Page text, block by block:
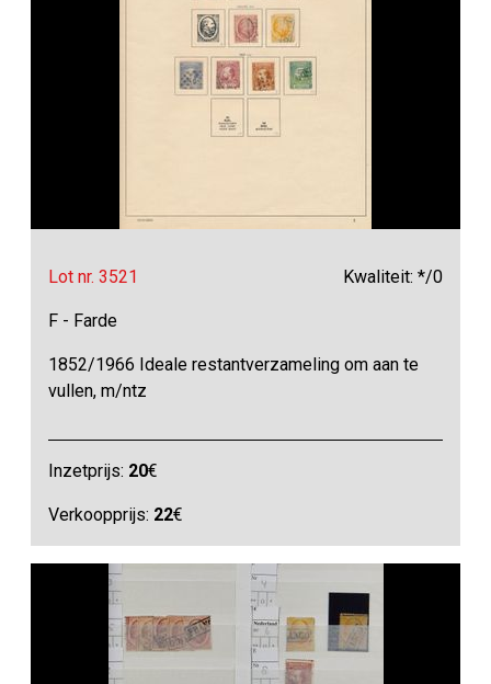
Lot nr. 3521 Kwaliteit: */0
F - Farde
1852/1966 Ideale restantverzameling om aan te
vullen, m/ntz
Inzetprijs: 20€
Verkoopprijs: 22€